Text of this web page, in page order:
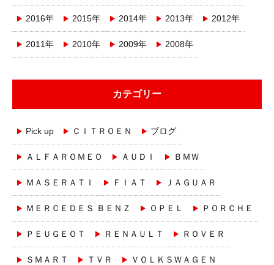
2016年 2015年 2014年 2013年 2012年
2011年 2010年 2009年 2008年
カテゴリー
Pick up ＣＩＴＲＯＥＮ ブログ
ＡＬＦＡＲＯＭＥＯ ＡＵＤＩ ＢＭＷ
ＭＡＳＥＲＡＴＩ ＦＩＡＴ ＪＡＧＵＡＲ
ＭＥＲＣＥＤＥＳ ＢＥＮＺ ＯＰＥＬ ＰＯＲＣＨＥ
ＰＥＵＧＥＯＴ ＲＥＮＡＵＬＴ ＲＯＶＥＲ
ＳＭＡＲＴ ＴＶＲ ＶＯＬＫＳＷＡＧＥＮ